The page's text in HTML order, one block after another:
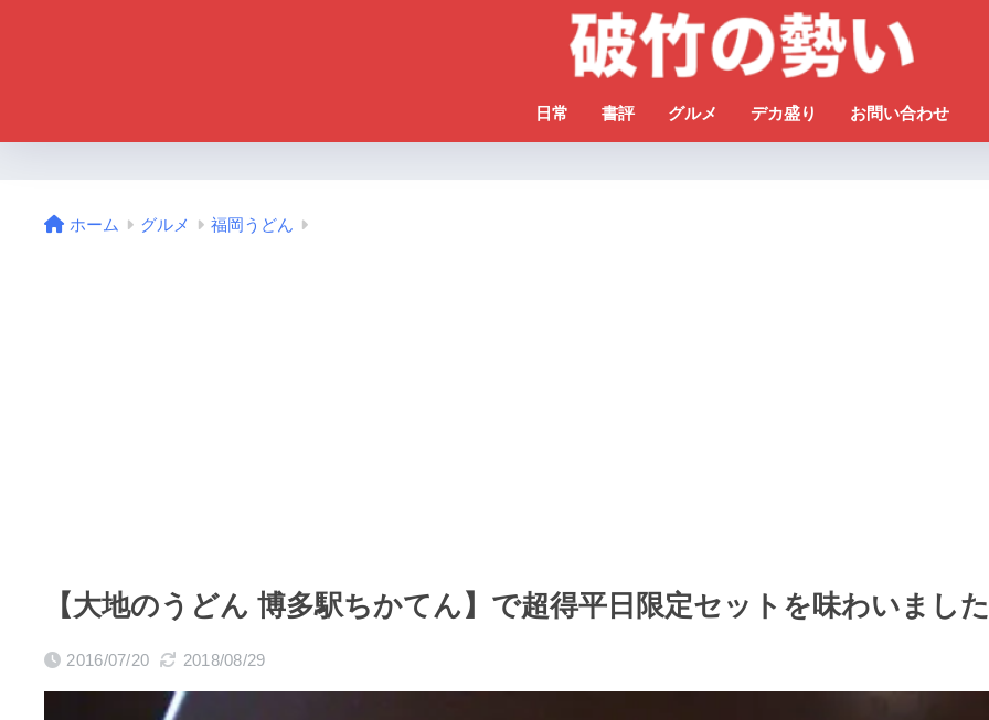
日常 書評 グルメ デカ盛り お問い合わせ
ホーム グルメ 福岡うどん
【大地のうどん 博多駅ちかてん】で超得平日限定セットを味わいまし
2016/07/20 2018/08/29